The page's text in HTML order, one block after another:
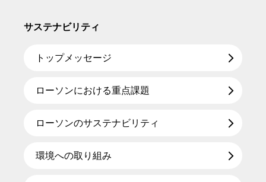
サステナビリティ
トップメッセージ
ローソンにおける重点課題
ローソンのサステナビリティ
環境への取り組み